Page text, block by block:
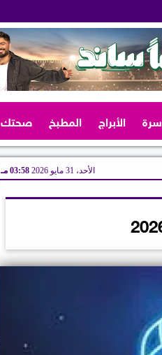
الأبراج المطبخ صحتك
الأحد، 31 مايو 2026 03:58 مـ